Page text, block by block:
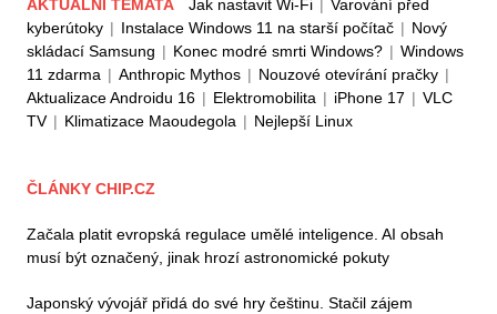
AKTUÁLNÍ TÉMATA Jak nastavit Wi-Fi | Varování před
kyberútoky | Instalace Windows 11 na starší počítač | Nový
skládací Samsung | Konec modré smrti Windows? | Windows
11 zdarma | Anthropic Mythos | Nouzové otevírání pračky |
Aktualizace Androidu 16 | Elektromobilita | iPhone 17 | VLC
TV | Klimatizace Maoudegola | Nejlepší Linux
ČLÁNKY CHIP.CZ
Začala platit evropská regulace umělé inteligence. AI obsah
musí být označený, jinak hrozí astronomické pokuty
Japonský vývojář přidá do své hry češtinu. Stačil zájem